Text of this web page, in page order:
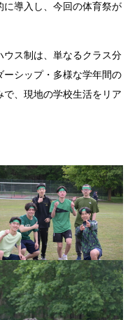
導入し、今回の体育祭が
ウス制は、単なるクラス分
ーシップ・多様な学年間の
、現地の学校生活をリア